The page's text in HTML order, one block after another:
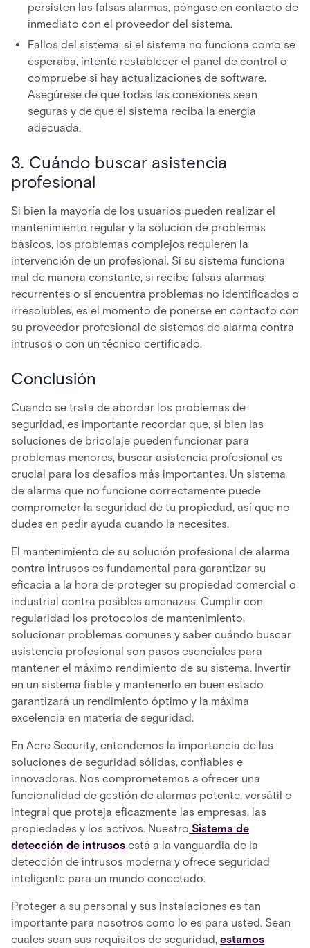
persisten las falsas alarmas, póngase en contacto de
inmediato con el proveedor del sistema.
Fallos del sistema: si el sistema no funciona como se
esperaba, intente restablecer el panel de control o
compruebe si hay actualizaciones de software.
Asegúrese de que todas las conexiones sean
seguras y de que el sistema reciba la energía
adecuada.
3. Cuándo buscar asistencia
profesional
Si bien la mayoría de los usuarios pueden realizar el
mantenimiento regular y la solución de problemas
básicos, los problemas complejos requieren la
intervención de un profesional. Si su sistema funciona
mal de manera constante, si recibe falsas alarmas
recurrentes o si encuentra problemas no identificados o
irresolubles, es el momento de ponerse en contacto con
su proveedor profesional de sistemas de alarma contra
intrusos o con un técnico certificado.
Conclusión
Cuando se trata de abordar los problemas de
seguridad, es importante recordar que, si bien las
soluciones de bricolaje pueden funcionar para
problemas menores, buscar asistencia profesional es
crucial para los desafíos más importantes. Un sistema
de alarma que no funcione correctamente puede
comprometer la seguridad de tu propiedad, así que no
dudes en pedir ayuda cuando la necesites.
El mantenimiento de su solución profesional de alarma
contra intrusos es fundamental para garantizar su
eficacia a la hora de proteger su propiedad comercial o
industrial contra posibles amenazas. Cumplir con
regularidad los protocolos de mantenimiento,
solucionar problemas comunes y saber cuándo buscar
asistencia profesional son pasos esenciales para
mantener el máximo rendimiento de su sistema. Invertir
en un sistema fiable y mantenerlo en buen estado
garantizará un rendimiento óptimo y la máxima
excelencia en materia de seguridad.
En Acre Security, entendemos la importancia de las
soluciones de seguridad sólidas, confiables e
innovadoras. Nos comprometemos a ofrecer una
funcionalidad de gestión de alarmas potente, versátil e
integral que proteja eficazmente las empresas, las
propiedades y los activos. Nuestro Sistema de
detección de intrusos está a la vanguardia de la
detección de intrusos moderna y ofrece seguridad
inteligente para un mundo conectado.
Proteger a su personal y sus instalaciones es tan
importante para nosotros como lo es para usted. Sean
cuales sean sus requisitos de seguridad, estamos